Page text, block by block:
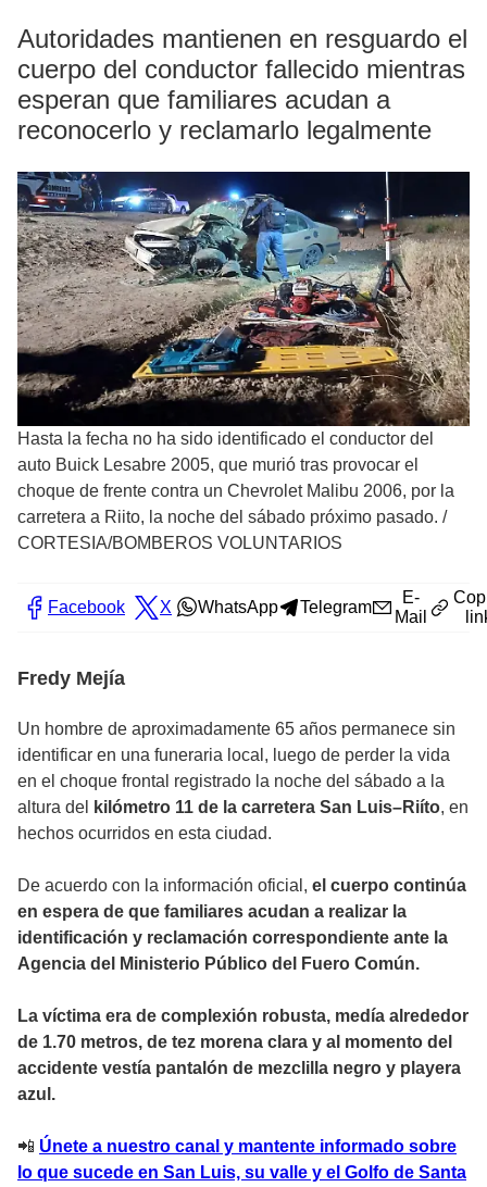
Autoridades mantienen en resguardo el
cuerpo del conductor fallecido mientras
esperan que familiares acudan a
reconocerlo y reclamarlo legalmente
Hasta la fecha no ha sido identificado el conductor del
auto Buick Lesabre 2005, que murió tras provocar el
choque de frente contra un Chevrolet Malibu 2006, por la
carretera a Riito, la noche del sábado próximo pasado. /
CORTESIA/BOMBEROS VOLUNTARIOS
Facebook X WhatsApp Telegram
E-
Mail
Fredy Mejía
Un hombre de aproximadamente 65 años permanece sin
identificar en una funeraria local, luego de perder la vida
en el choque frontal registrado la noche del sábado a la
altura del
kilómetro 11 de la carretera San Luis–Riíto, en
hechos ocurridos en esta ciudad.
De acuerdo con la información oficial, el cuerpo continúa
en espera de que familiares acudan a realizar la
identificación y reclamación correspondiente ante la
Agencia del Ministerio Público del Fuero Común.
La víctima era de complexión robusta, medía alrededor
de 1.70 metros, de tez morena clara y al momento del
accidente vestía pantalón de mezclilla negro y playera
azul.
📲 Únete a nuestro canal y mantente informado sobre
lo que sucede en San Luis, su valle y el Golfo de Santa